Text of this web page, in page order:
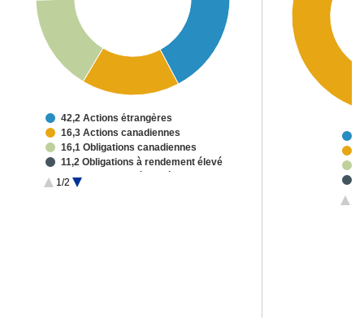
1/2
42,2 Actions étrangères
16,3 Actions canadiennes
16,1 Obligations canadiennes
11,2 Obligations à rendement élevé
10,0 Obligations étrangères